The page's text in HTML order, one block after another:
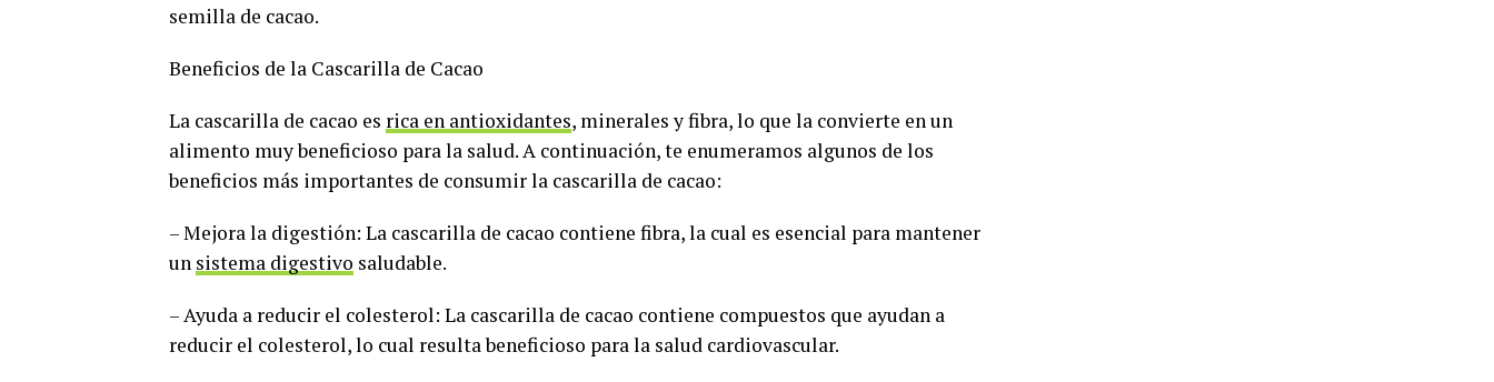
semilla de cacao.
Beneficios de la Cascarilla de Cacao
La cascarilla de cacao es rica en antioxidantes, minerales y fibra, lo que la convierte en un
alimento muy beneficioso para la salud. A continuación, te enumeramos algunos de los
beneficios más importantes de consumir la cascarilla de cacao:
– Mejora la digestión: La cascarilla de cacao contiene fibra, la cual es esencial para mantener
un sistema digestivo saludable.
– Ayuda a reducir el colesterol: La cascarilla de cacao contiene compuestos que ayudan a
reducir el colesterol, lo cual resulta beneficioso para la salud cardiovascular.